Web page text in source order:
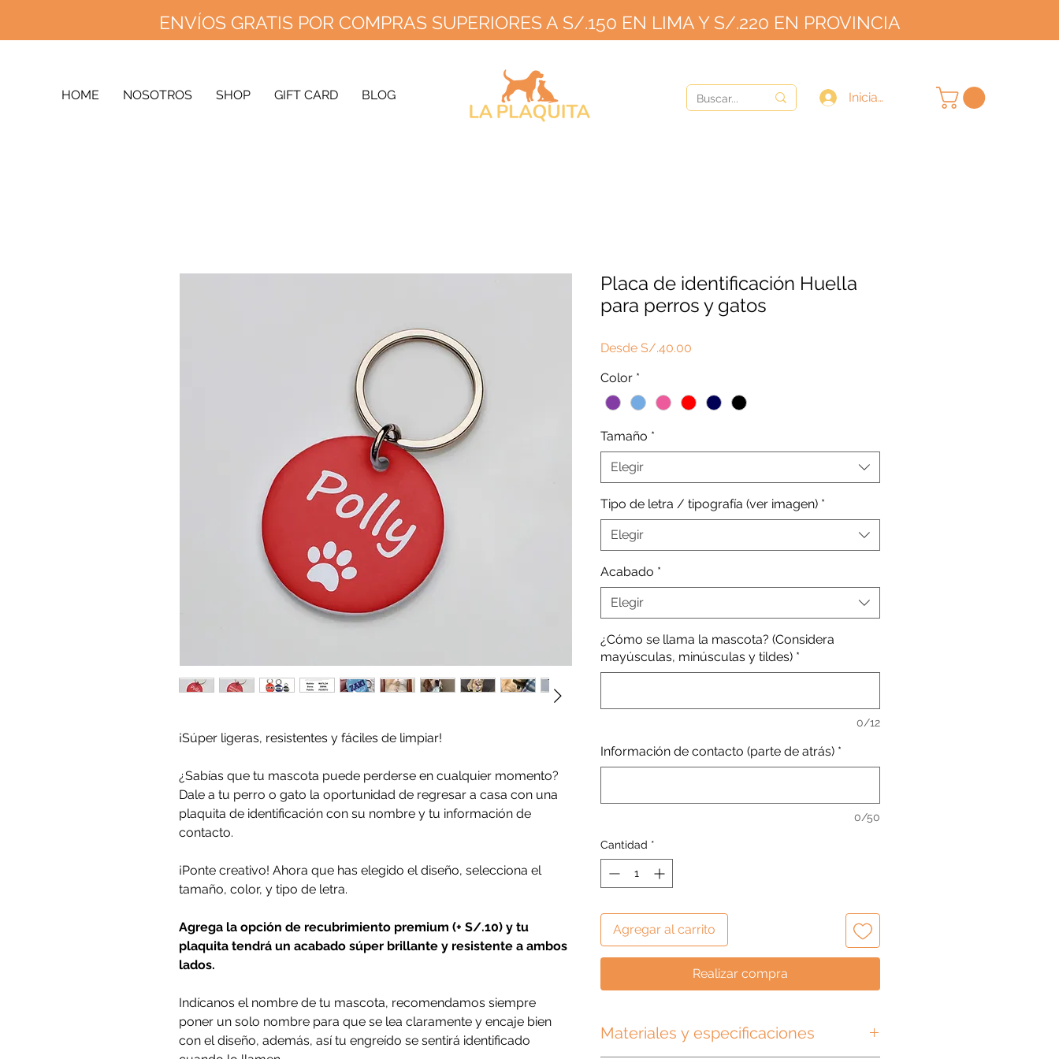
ENVÍOS GRATIS POR COMPRAS SUPERIORES A S/.150 EN LIMA Y S/.220 EN PROVINCIA
HOME NOSOTROS SHOP GIFT CARD BLOG Iniciar sesión
¡Súper ligeras, resistentes y fáciles de limpiar!
¿Sabías que tu mascota puede perderse en cualquier momento?
Dale a tu perro o gato la oportunidad de regresar a casa con una
plaquita de identificación con su nombre y tu información de
contacto.
¡Ponte creativo! Ahora que has elegido el diseño, selecciona el
tamaño, color, y tipo de letra.
Agrega la opción de recubrimiento premium (+ S/.10) y tu
plaquita tendrá un acabado súper brillante y resistente a ambos
lados.
Indícanos el nombre de tu mascota, recomendamos siempre
poner un solo nombre para que se lea claramente y encaje bien
con el diseño, además, así tu engreído se sentirá identificado
Placa de identificación Huella
para perros y gatos
Desde S/.40.00
Color *
Tamaño *
Elegir
Tipo de letra / tipografía (ver imagen) *
Elegir
Acabado *
Elegir
¿Cómo se llama la mascota? (Considera
mayúsculas, minúsculas y tildes) *
0/12
Información de contacto (parte de atrás) *
0/50
Cantidad *
Agregar al carrito
Realizar compra
Materiales y especificaciones
ENVÍOS GRATIS PARA PEDIDOS A PARTIR DE S/150 EN LIMA Y S/220 EN PROVINCIA